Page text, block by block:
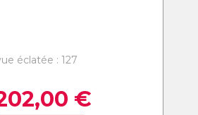
éclatée : 127
€